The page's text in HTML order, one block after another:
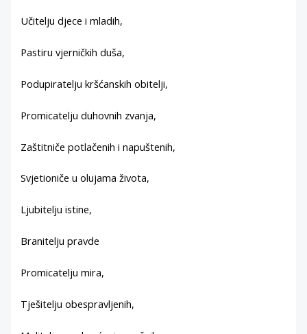
Učitelju djece i mladih,
Pastiru vjerničkih duša,
Podupiratelju kršćanskih obitelji,
Promicatelju duhovnih zvanja,
Zaštitniče potlačenih i napuštenih,
Svjetioniče u olujama života,
Ljubitelju istine,
Branitelju pravde
Promicatelju mira,
Tješitelju obespravljenih,